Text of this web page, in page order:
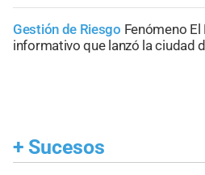
Gestión de Riesgo Fenómeno
informativo que lanzó la ciudad
+ Sucesos